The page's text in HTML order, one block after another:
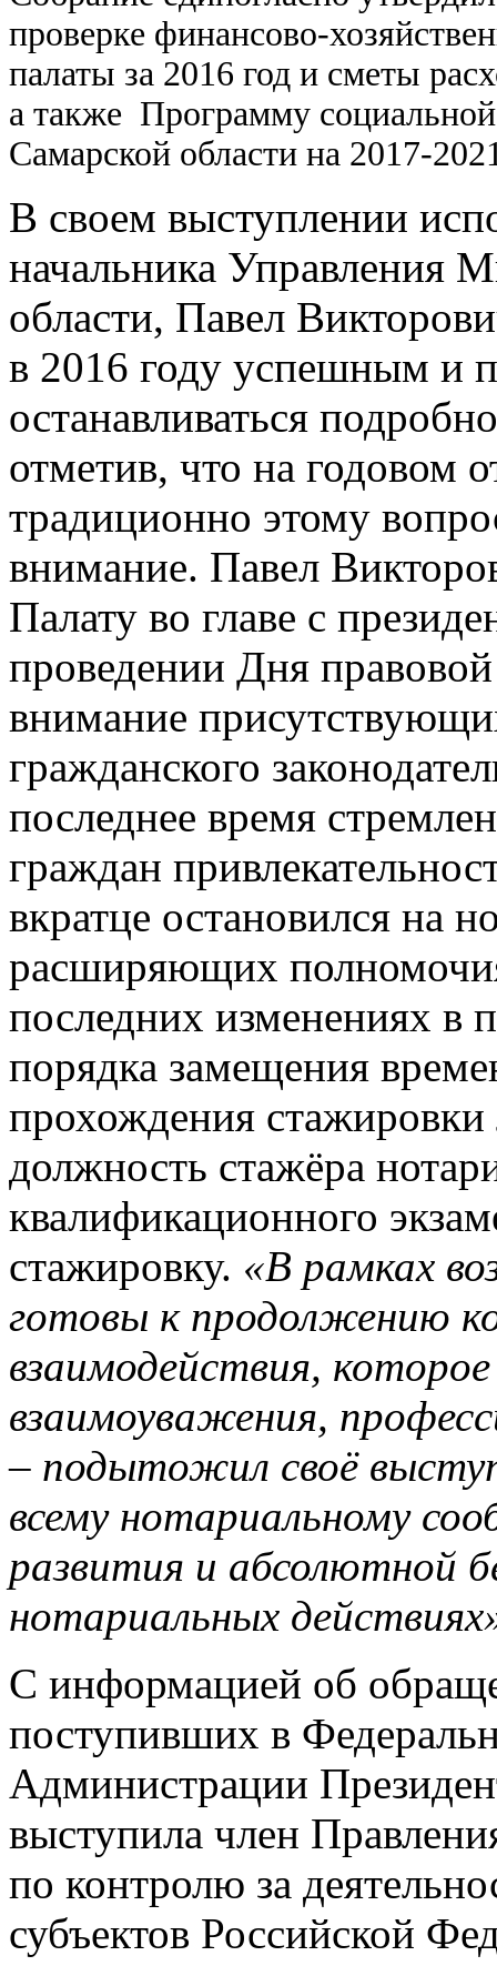
проверке финансово-
палаты за 2016 год и сметы
а также Программу
Самарской области на 2017-
В своем выступлении
начальника Управления
области, Павел
в 2016 году успешным и
останавливаться
отметив, что на годовом
традиционно этому
внимание. Павел
Палату во главе с
проведении Дня
внимание
гражданского
последнее время
граждан
вкратце остановился на
расширяющих
последних изменениях в
порядка замещения
прохождения
должность стажёра
квалификационного
стажировку. «В рамках
готовы к продолжению
взаимодействия,
взаимоуважения,
– подытожил своё
всему нотариальному
развития и абсолютной
нотариальных
С информацией об
поступивших в
Администрации
выступила член
по контролю за
субъектов Российской